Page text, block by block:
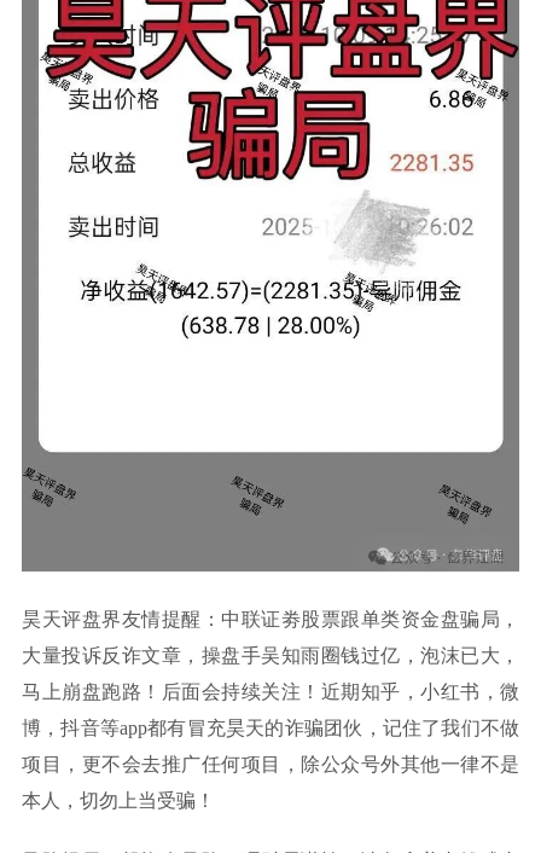
昊天评盘界友情提醒：中联证劵股票跟单类资金盘骗局，
大量投诉反诈文章，操盘手吴知雨圈钱过亿，泡沫已大，
马上崩盘跑路！后面会持续关注！近期知乎，小红书，微
博，抖音等app都有冒充昊天的诈骗团伙，记住了我们不做
项目，更不会去推广任何项目，除公众号外其他一律不是
本人，切勿上当受骗！